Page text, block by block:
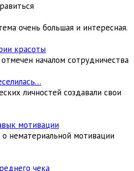
очень большая и интересная.
красоты
началом сотрудничества
личностей создавали свои
мотивации
о нематериальной мотивации
чека